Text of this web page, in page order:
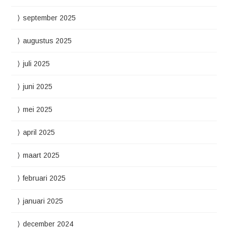
september 2025
augustus 2025
juli 2025
juni 2025
mei 2025
april 2025
maart 2025
februari 2025
januari 2025
december 2024